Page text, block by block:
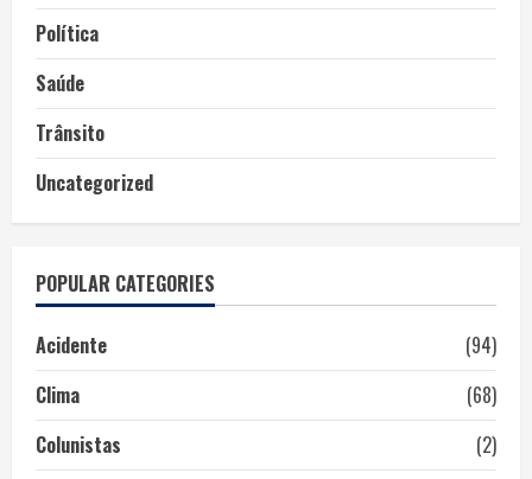
Política
Saúde
Trânsito
Uncategorized
POPULAR CATEGORIES
Acidente
(94)
Clima
(68)
Colunistas
(2)